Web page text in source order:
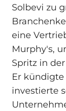
Solbevi zu
eine
Murphy's,
Spritz in
Er
investierte